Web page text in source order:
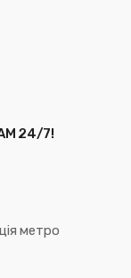
24/7!
метро